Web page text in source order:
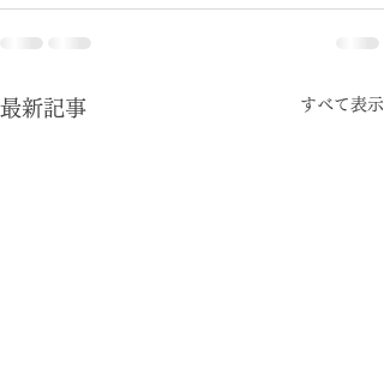
最新記事 すべて表示